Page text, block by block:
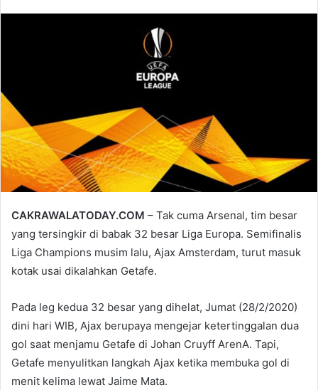
CAKRAWALATODAY.COM – Tak cuma Arsenal, tim besar
yang tersingkir di babak 32 besar Liga Europa. Semifinalis
Liga Champions musim lalu, Ajax Amsterdam, turut masuk
kotak usai dikalahkan Getafe.
Pada leg kedua 32 besar yang dihelat, Jumat (28/2/2020)
dini hari WIB, Ajax berupaya mengejar ketertinggalan dua
gol saat menjamu Getafe di Johan Cruyff ArenA. Tapi,
Getafe menyulitkan langkah Ajax ketika membuka gol di
menit kelima lewat Jaime Mata.